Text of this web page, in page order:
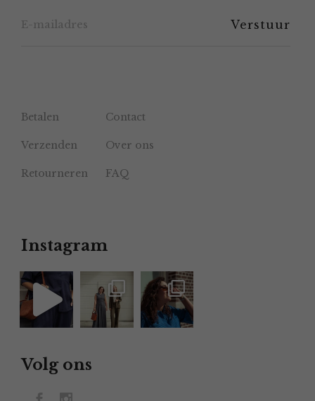
Betalen Contact
Verzenden Over ons
Retourneren FAQ
Instagram
Volg ons